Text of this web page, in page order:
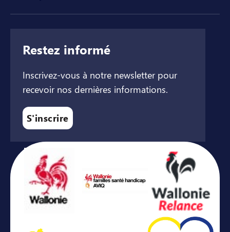
Restez informé
Inscrivez-vous à notre newsletter pour
recevoir nos dernières informations.
S'inscrire
Avec le soutien de ...